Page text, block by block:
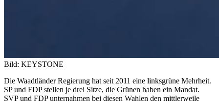
Bild: KEYSTONE
Die Waadtländer Regierung hat seit 2011 eine linksgrüne Mehrheit.
SP und FDP stellen je drei Sitze, die Grünen haben ein Mandat.
SVP und FDP unternahmen bei diesen Wahlen den mittlerweile